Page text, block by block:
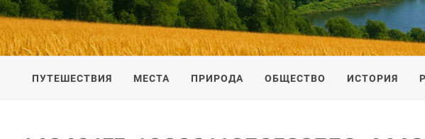
UKRAINE-IS
ПУТЕШЕСТВИЕ ПО УКРАИНЕ
ПУТЕШЕСТВИЯ МЕСТА ПРИРОДА ОБЩЕСТВО ИСТОРИЯ